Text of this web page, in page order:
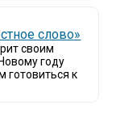
слово»
своим
году
готовиться к